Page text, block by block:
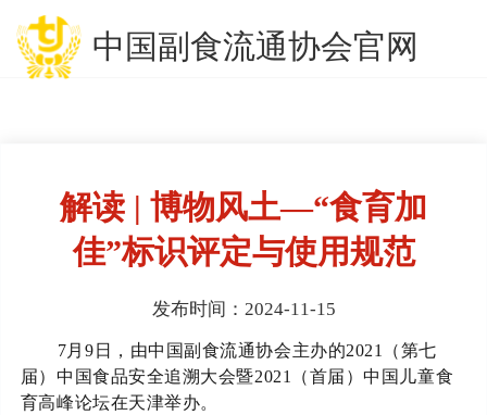
中国副食流通协会官网
解读 | 博物风土—“食育加
佳”标识评定与使用规范
发布时间：2024-11-15
7月9日，由中国副食流通协会主办的2021（第七
届）中国食品安全追溯大会暨2021（首届）中国儿童食
育高峰论坛在天津举办。